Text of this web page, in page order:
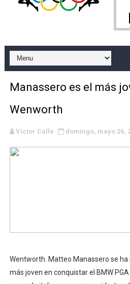
EFA y AFLE 2026 - Regular
Grandes éxitos por fin para
Campeonato de Europa de
Campeonato de Europa de
Raquel Rodriguez es la
Athletes Unlimited Softball
Mundial de piragüismo
Tour de Francia masculino
Mundial de Fórmula 1 2026 -
Copa del Mundo femenina
Manassero es el más
Wenworth
Víctor Calle domingo, mayo 26,
Wentworth. Matteo Manassero se
más joven en conquistar el BMW